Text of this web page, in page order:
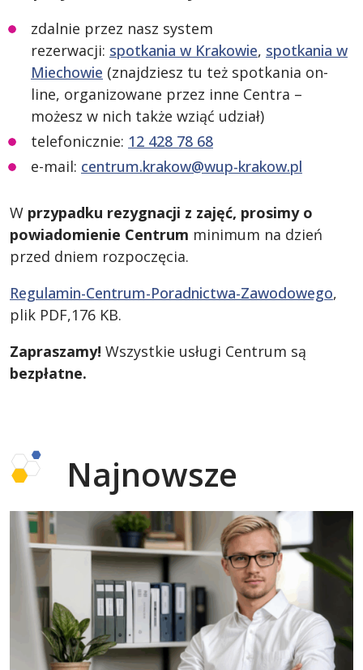
zdalnie przez nasz system
rezerwacji: spotkania w Krakowie, spotkania w
Miechowie (znajdziesz tu też spotkania on-
line, organizowane przez inne Centra –
możesz w nich także wziąć udział)
telefonicznie: 12 428 78 68
e-mail: centrum.krakow@wup-krakow.pl
W przypadku rezygnacji z zajęć, prosimy o
powiadomienie Centrum minimum na dzień
przed dniem rozpoczęcia.
Regulamin-Centrum-Poradnictwa-Zawodowego,
plik PDF,176 KB.
Zapraszamy! Wszystkie usługi Centrum są
bezpłatne.
Najnowsze